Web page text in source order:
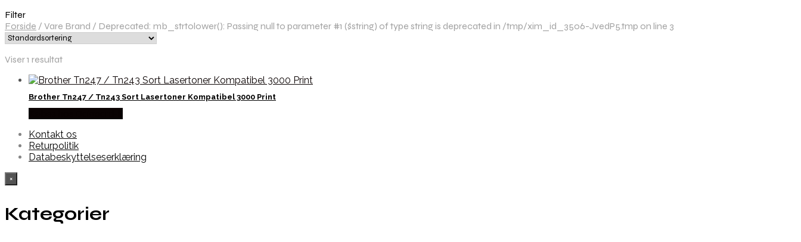
Filter
Forside / Vare Brand / Deprecated: mb_strtolower(): Passing null to parameter #1 ($string) of type string is deprecated in /tmp/xim_id_3506-JvedP5.tmp on line 3
Viser 1 resultat
Brother Tn247 / Tn243 Sort Lasertoner Kompatibel 3000 Print
Kontakt os
Returpolitik
Databeskyttelseserklæring
×
Kategorier